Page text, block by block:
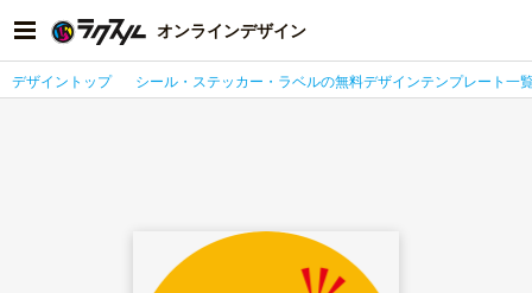
オンラインデザイン
デザイントップ シール・ステッカー・ラベルの無料デザインテンプレート一